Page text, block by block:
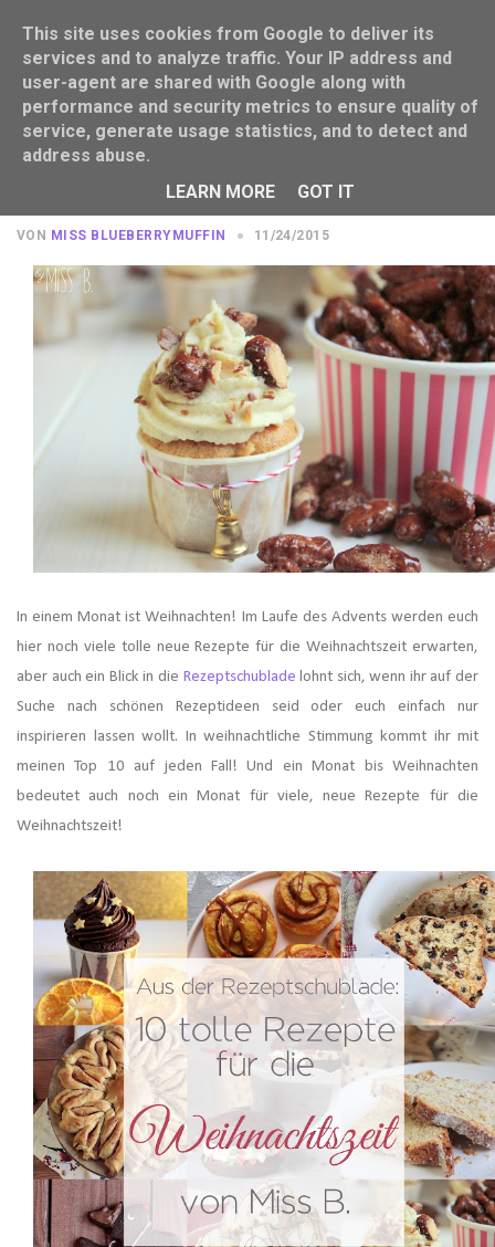
10 tolle Rezepte für die
Weihnachtszeit
VON MISS BLUEBERRYMUFFIN 11/24/2015
In einem Monat ist Weihnachten! Im Laufe des Advents werden euch
hier noch viele tolle neue Rezepte für die Weihnachtszeit erwarten,
aber auch ein Blick in die Rezeptschubladelohnt sich, wenn ihr auf der
Suche nach schönen Rezeptideen seid oder euch einfach nur
inspirieren lassen wollt. In weihnachtliche Stimmung kommt ihr mit
meinen Top 10 auf jeden Fall! Und ein Monat bis Weihnachten
bedeutet auch noch ein Monat für viele, neue Rezepte für die
Weihnachtszeit!
This site uses cookies from Google to deliver its
services and to analyze traffic. Your IP address and
user-agent are shared with Google along with
performance and security metrics to ensure quality of
service, generate usage statistics, and to detect and
address abuse.
LEARN MORE
GOT IT